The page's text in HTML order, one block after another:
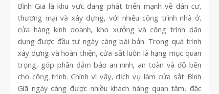
Bình Giã là khu vực đang phát triển mạnh về dân cư,
thương mại và xây dựng, với nhiều công trình nhà ở,
cửa hàng kinh doanh, kho xưởng và công trình dân
dụng được đầu tư ngày càng bài bản. Trong quá trình
xây dựng và hoàn thiện, cửa sắt luôn là hạng mục quan
trọng, góp phần đảm bảo an ninh, an toàn và độ bền
cho công trình. Chính vì vậy, dịch vụ làm cửa sắt Bình
Giã ngày càng được nhiều khách hàng quan tâm, đặc